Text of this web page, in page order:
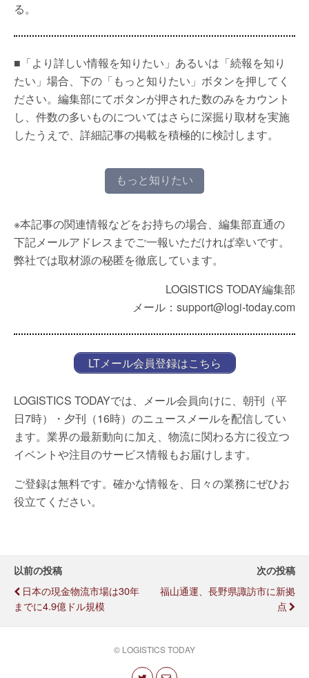
る。
■「より詳しい情報を知りたい」あるいは「続報を知り
たい」場合、下の「もっと知りたい」ボタンを押してく
ださい。編集部にてボタンが押された数のみをカウント
し、件数の多いものについてはさらに深掘り取材を実施
したうえで、詳細記事の掲載を積極的に検討します。
もっと知りたい
※本記事の関連情報などをお持ちの場合、編集部直通の
下記メールアドレスまでご一報いただければ幸いです。
弊社では取材源の秘匿を徹底しています。
LOGISTICS TODAY編集部
メール：support@logi-today.com
LTメール会員登録はこちら
LOGISTICS TODAYでは、メール会員向けに、朝刊（平
日7時）・夕刊（16時）のニュースメールを配信してい
ます。業界の最新動向に加え、物流に関わる方に役立つ
イベントや注目のサービス情報もお届けします。
ご登録は無料です。確かな情報を、日々の業務にぜひお
役立てください。
以前の投稿
日本の現金物流市場は30年
までに4.9億ドル規模
次の投稿
福山通運、長野県諏訪市に新拠
点
© LOGISTICS TODAY